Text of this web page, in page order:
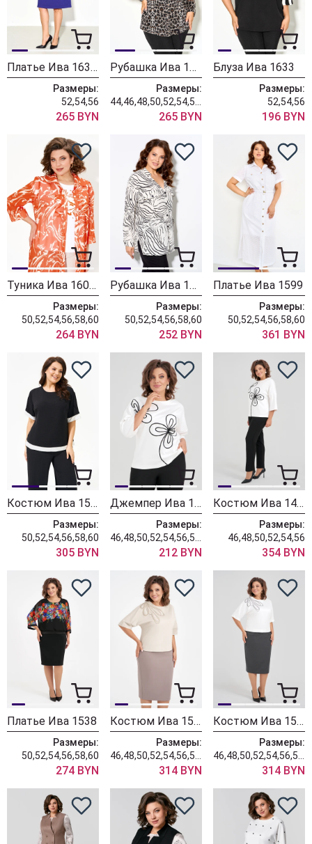
Платье Ива 1630 васильковый
Размеры:
52,54,56
265 BYN
Рубашка Ива 1641
Размеры:
265 BYN
Блуза Ива 1633
Размеры:
52,54,56
196 BYN
Туника Ива 1606 оранжевый
Размеры:
50,52,54,56,58,60
264 BYN
Рубашка Ива 1582
Размеры:
50,52,54,56,58,60
252 BYN
Платье Ива 1599
Размеры:
50,52,54,56,58,60
361 BYN
Костюм Ива 1553
Размеры:
50,52,54,56,58,60
305 BYN
Джемпер Ива 1578
Размеры:
212 BYN
Костюм Ива 1497
Размеры:
46,48,50,52,54,56
354 BYN
Платье Ива 1538
Размеры:
50,52,54,56,58,60
274 BYN
Костюм Ива 1544 бежевый
Размеры:
314 BYN
Костюм Ива 1544 молочный
Размеры:
314 BYN